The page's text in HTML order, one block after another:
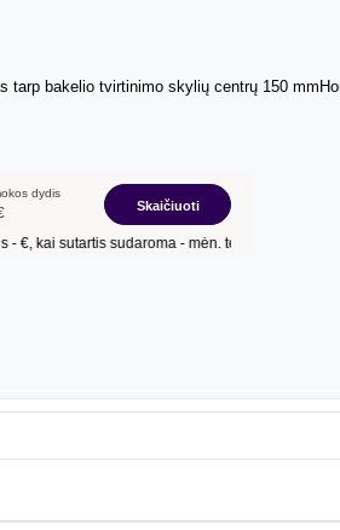
bakelio tvirtinimo skylių centrų 150